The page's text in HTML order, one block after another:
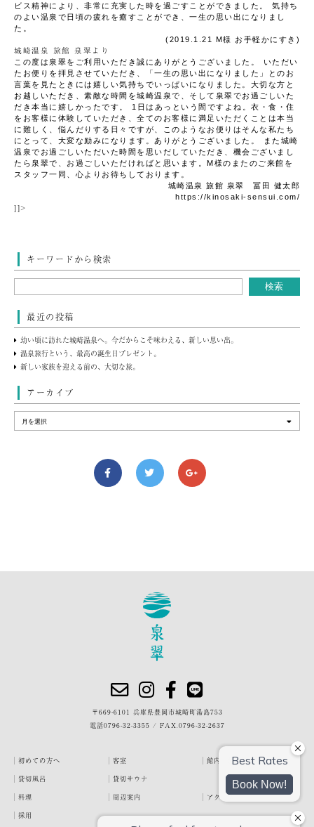
ビス精神により、非常に充実した時を過ごすことができました。
気持ち
のよい温泉で日頃の疲れを癒すことができ、一生の思い出になりまし
た。
(2019.1.21 M様 お手軽かにすき )
城崎温泉 旅館 泉翠より
この度は泉翠をご利用いただき誠にありがとうございました。
いただい
たお便りを拝見させていただき、「一生の思い出になりました」とのお
言葉を見たときには嬉しい気持ちでいっぱいになりました。大切な方と
お越しいただき、素敵な時間を城崎温泉で、そして泉翠でお過ごしいた
だき本当に嬉しかったです。
1日はあっという間ですよね。衣・食・住
をお客様に体験していただき、全てのお客様に満足いただくことは本当
に難しく、悩んだりする日々ですが、このようなお便りはそんな私たち
にとって、大変な励みになります。ありがとうございました。
また城崎
温泉でお過ごしいただいた時間を思いだしていただき、機会ございまし
たら泉翠で、お過ごしいただければと思います。M様のまたのご来館を
スタッフ一同、心よりお待ちしております。
城崎温泉 旅館 泉翠 冨田 健太郎
https://kinosaki-sensui.com/
]]>
キーワードから検索
最近の投稿
幼い頃に訪れた城崎温泉へ。今だからこそ味わえる、新しい思い出。
温泉旅行という、最高の誕生日プレゼント。
新しい家族を迎える前の、大切な旅。
アーカイブ
〒669-6101 兵庫県豊岡市城崎町湯島753
電話0796-32-3355 / FAX.0796-32-2637
初めての方へ 客室
館内・施設
貸切風呂
貸切サウナ
料理
周辺案内
アクセス
採用